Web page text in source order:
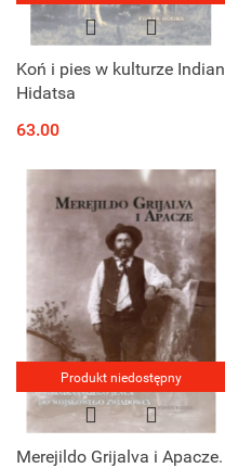
Koń i pies w kulturze Indian
Hidatsa
63.00
Produkt niedostępny
Merejildo Grijalva i Apacze.